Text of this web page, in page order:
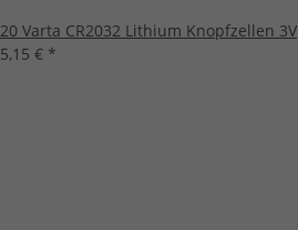
20 Varta CR2032 Lithium Knopfzellen 3V
5,15 € *